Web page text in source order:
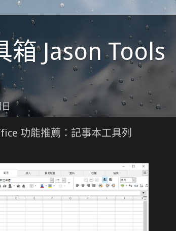
箱 Jason Tools
功能推薦：記事本工具列